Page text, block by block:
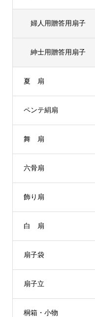
婦人用贈答用扇子
紳士用贈答用扇子
夏 扇
ペンテ絹扇
舞 扇
六骨扇
飾り扇
白 扇
扇子袋
扇子立
桐箱・小物